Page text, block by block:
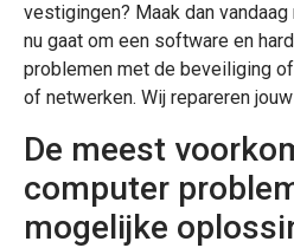
vestigingen? Maak dan
nu gaat om een software en
problemen met de beveiliging
of netwerken. Wij repareren
De meest
computer
mogelijke